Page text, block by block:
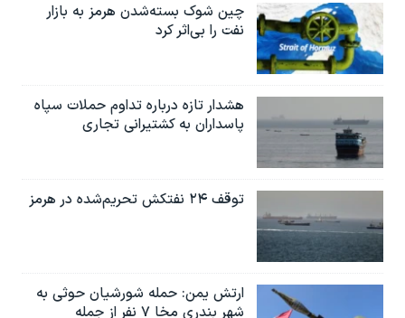
چین شوک بسته‌شدن هرمز به بازار
نفت را بی‌اثر کرد
هشدار تازه درباره تداوم حملات سپاه
پاسداران به کشتیرانی تجاری
توقف ۲۴ نفتکش تحریم‌شده در هرمز
ارتش یمن: حمله شورشیان حوثی به
شهر بندری مخا ۷ نفر از جمله